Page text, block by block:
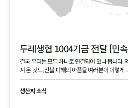
두레생협 1004기금 전달 [민
결국 우리는 모두 하나로 연결되어 있나 봅니다.
지 온 것도, 산불 피해의 아픔을 여러분이 이렇게
본의 아니게 걱정을 끼쳐 죄송합니다. 여러분 덕
고맙습니다.
생산지 소식